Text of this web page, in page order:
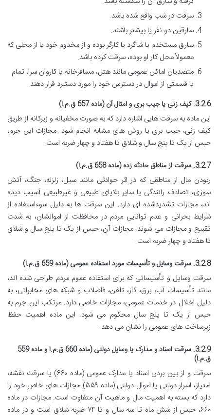
سرقت در شب واقع شده باشد.
سارقین دو نفر یا بیشتر باشند.
سارق مستخدم یا شاگرد یا کارگر بوده و از مخدوم خود یا از محلی که
معمولاً محل کار او بوده، سرقت کرده باشد.
متصدیان اماکن عمومی مانند هتل، مسافرخانه یا کاروان سرا، تمام
یا قسمتی از اموال در دسترس خود را مورد دستبرد قرار دهند.
3.2.6. کیف زنی یا جیب بری و امثال آن (ماده 657 ق.م.ا)
این ماده به سرقت هایی اشاره دارد که به صورت مخفیانه و زیرکانه از طریق
کیف زنی، جیب بری یا روش های مشابه انجام شود. مجازات این جرم،
حبس از یک تا پنج سال و شلاق تا هفتاد و چهار ضربه است.
3.2.7. سرقت از مناطق حادثه زده (ماده 658 ق.م.ا)
ربودن مال از مناطقی که در اثر حوادثی مانند سیل، زلزله، جنگ، آتش
سوزی، تصادف رانندگی یا سایر بلایای طبیعی و غیرطبیعی آسیب دیده
اند، مجازات تشدیدشده ای دارد. این سرقت ها به دلیل سوءاستفاده از
شرایط بحرانی و عدم توانایی مردم در محافظت از اموالشان، به شدت
تقبیح و مجازات می شوند. مجازات آن، حبس از یک تا پنج سال و شلاق
تا هفتاد و چهار ضربه است.
3.2.8. سرقت وسایل و تأسیسات مورد استفاده عمومی (ماده 659 ق.م.ا)
سرقت وسایل و تأسیساتی که برای استفاده عموم مردم طراحی شده اند،
مانند تأسیسات آب، برق، گاز، تلفن، فاضلاب و شبکه های مخابراتی، به
دلیل اخلال در خدمات عمومی، مجازات خاصی دارد. مرتکب این جرم به
حبس از یک تا پنج سال محکوم می شود. این ماده اهمیت حفظ
زیرساخت های عمومی را نشان می دهد.
3.2.9. سرقت اسناد و مدارک یا وسایل دولتی (ماده 660 ق.م.ا و ماده 559
ق.م.ا)
سرقت و از بین بردن اسناد یا مدارک عمومی (ماده ۶۶۰) یا سرقت نقشه،
امتیاز، اسرار دولتی یا اموال دولتی (ماده ۵۵۹) مجازات های خاص خود را
دارد که بسته به اهمیت مال و ماهیت آن متفاوت است. مجازات در ماده
۶۶۰، حبس از شش ماه تا سه سال و تا ۷۴ ضربه شلاق است و در ماده